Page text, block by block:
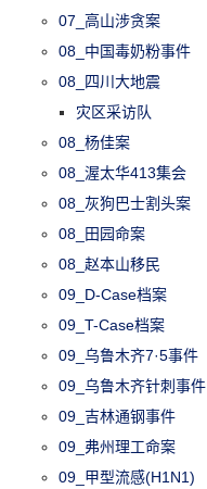
07_高山涉贪案
08_中国毒奶粉事件
08_四川大地震
灾区采访队
08_杨佳案
08_渥太华413集会
08_灰狗巴士割头案
08_田园命案
08_赵本山移民
09_D-Case档案
09_T-Case档案
09_乌鲁木齐7·5事件
09_乌鲁木齐针刺事件
09_吉林通钢事件
09_弗州理工命案
09_甲型流感(H1N1)